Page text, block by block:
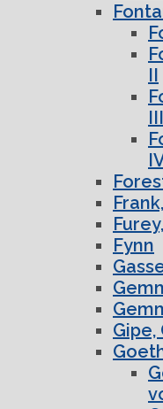
II
III
Fynn
Gipe,